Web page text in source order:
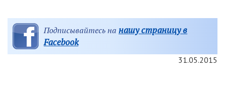
Подписывайтесь на нашу страницу в
Facebook
31.05.2015